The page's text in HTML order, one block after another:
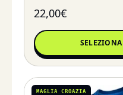
22,00€
MAGLIA CROAZIA